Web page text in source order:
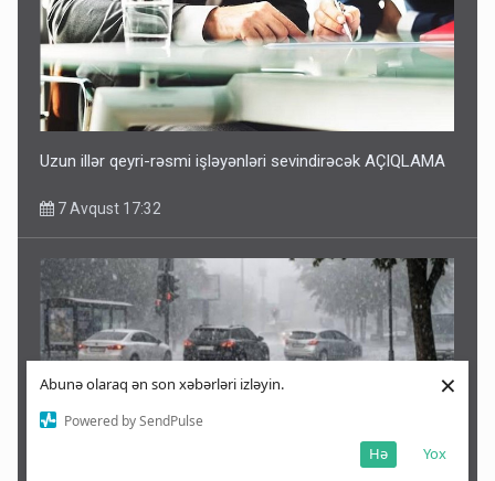
Abunə olaraq ən son xəbərləri izləyin.
Powered by SendPulse
Yox
Hə
×
Uzun illər qeyri-rəsmi işləyənləri sevindirəcək AÇIQLAMA
7 Avqust 17:32